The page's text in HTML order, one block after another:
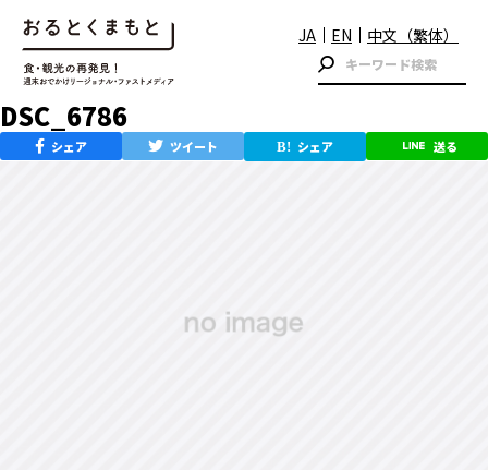
JA EN 中文（繁体）
DSC_6786
シェア ツイート シェア 送る